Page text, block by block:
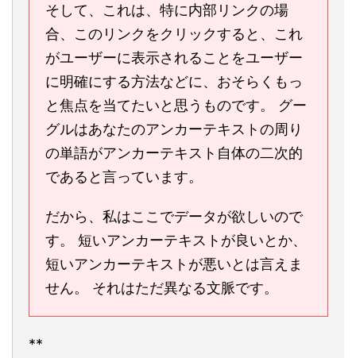
そして、これは、特に内部リンクの場
合、このリンクをクリックすると、これ
がユーザーに表示されることをユーザー
に明確にする方法などに、おそらくもっ
と焦点を当てたいと思うものです。 グー
グルはあなたのアンカーテキストの周り
の単語がアンカーテキスト自体の二次的
であると言っています。
だから、私はここでデータが欲しいので
す。 短いアンカーテキストが良いとか、
短いアンカーテキストが悪いとは言えま
せん。 それはただ異なる文脈です。
**